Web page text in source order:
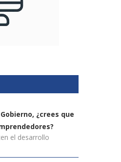
¿crees que
el desarrollo